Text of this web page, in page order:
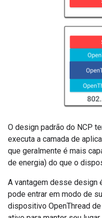
O design padrão do NCP
executa a camada de
que geralmente é mais
de energia) do que o
A vantagem desse design
pode entrar em modo de
dispositivo OpenThread